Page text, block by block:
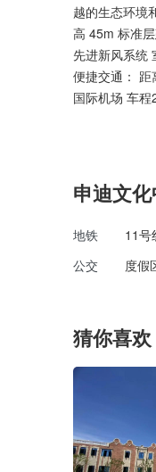
越的生态环境
高 45m 标准
先进新风系统
便捷交通：
国际机场 车程
申迪文
地铁
11号
公交
度假
猜你喜欢